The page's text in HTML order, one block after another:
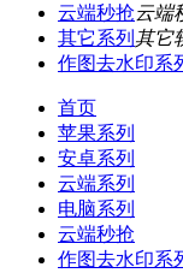
云端秒抢云端
其它系列 其它
作图去水印系
首页
苹果系列
安卓系列
云端系列
电脑系列
云端秒抢
作图去水印系